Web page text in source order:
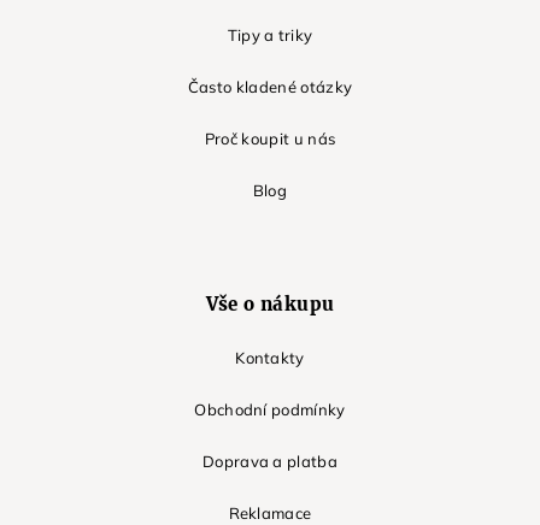
Tipy a triky
Často kladené otázky
Proč koupit u nás
Blog
Vše o nákupu
Kontakty
Obchodní podmínky
Doprava a platba
Reklamace